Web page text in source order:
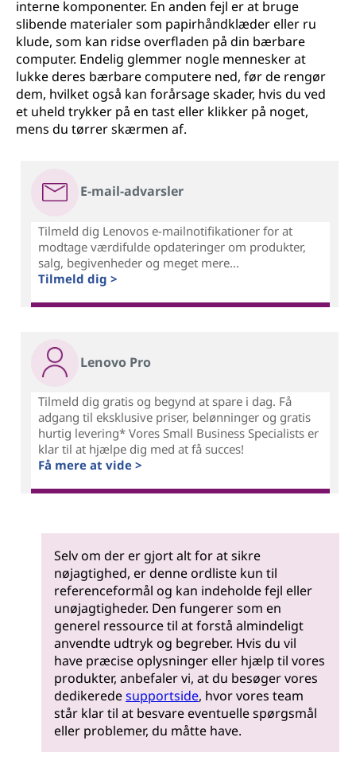
interne komponenter. En anden fejl er at bruge
slibende materialer som papirhåndklæder eller ru
klude, som kan ridse overfladen på din bærbare
computer. Endelig glemmer nogle mennesker at
lukke deres bærbare computere ned, før de rengør
dem, hvilket også kan forårsage skader, hvis du ved
et uheld trykker på en tast eller klikker på noget,
mens du tørrer skærmen af.
E-mail-advarsler
Tilmeld dig Lenovos e-mailnotifikationer for at
modtage værdifulde opdateringer om produkter,
salg, begivenheder og meget mere...
Tilmeld dig >
Lenovo Pro
Tilmeld dig gratis og begynd at spare i dag. Få
adgang til eksklusive priser, belønninger og gratis
hurtig levering* Vores Small Business Specialists er
klar til at hjælpe dig med at få succes!
Få mere at vide >
Selv om der er gjort alt for at sikre
nøjagtighed, er denne ordliste kun til
referenceformål og kan indeholde fejl eller
unøjagtigheder. Den fungerer som en
generel ressource til at forstå almindeligt
anvendte udtryk og begreber. Hvis du vil
have præcise oplysninger eller hjælp til vores
produkter, anbefaler vi, at du besøger vores
dedikeredesupportside, hvor vores team
står klar til at besvare eventuelle spørgsmål
eller problemer, du måtte have.